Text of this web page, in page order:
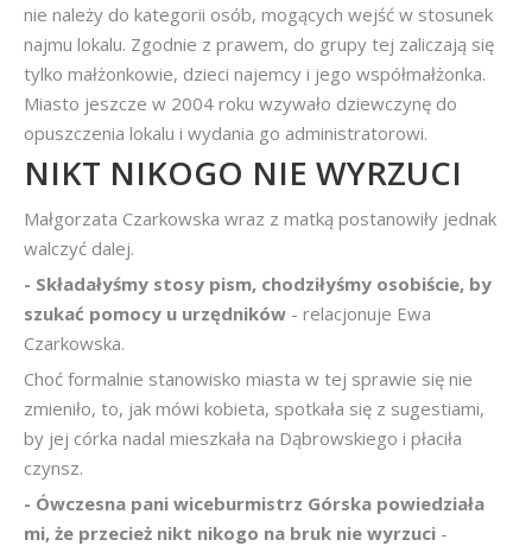
nie należy do kategorii osób, mogących wejść w stosunek
najmu lokalu. Zgodnie z prawem, do grupy tej zaliczają się
tylko małżonkowie, dzieci najemcy i jego współmałżonka.
Miasto jeszcze w 2004 roku wzywało dziewczynę do
opuszczenia lokalu i wydania go administratorowi.
NIKT NIKOGO NIE WYRZUCI
Małgorzata Czarkowska wraz z matką postanowiły jednak
walczyć dalej.
- Składałyśmy stosy pism, chodziłyśmy osobiście, by
szukać pomocy u urzędników - relacjonuje Ewa
Czarkowska.
Choć formalnie stanowisko miasta w tej sprawie się nie
zmieniło, to, jak mówi kobieta, spotkała się z sugestiami,
by jej córka nadal mieszkała na Dąbrowskiego i płaciła
czynsz.
- Ówczesna pani wiceburmistrz Górska powiedziała
mi, że przecież nikt nikogo na bruk nie wyrzuci -